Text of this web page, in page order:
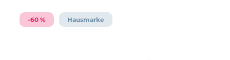
-60 % Hausmarke